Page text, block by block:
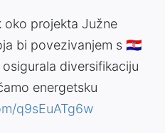
oko projekta Južne
bi povezivanjem s 🇭🇷
diversifikaciju
energetsku
q9sEuATg6w